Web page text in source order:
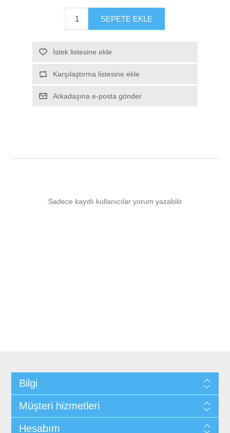
SEPETE EKLE
İstek listesine ekle
Karşılaştırma listesine ekle
Arkadaşına e-posta gönder
Sadece kayıtlı kullanıcılar yorum yazabilir
Bilgi
Müşteri hizmetleri
Hesabım